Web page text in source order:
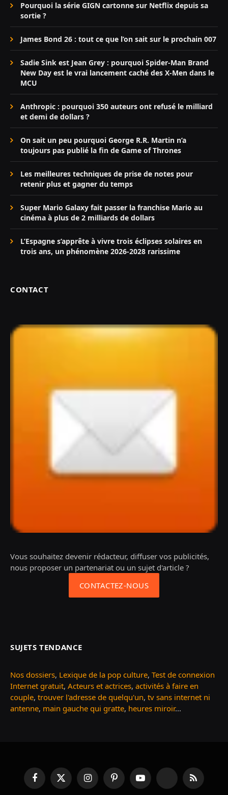
Pourquoi la série GIGN cartonne sur Netflix depuis sa
sortie ?
James Bond 26 : tout ce que l’on sait sur le prochain 007
Sadie Sink est Jean Grey : pourquoi Spider-Man Brand
New Day est le vrai lancement caché des X-Men dans le
MCU
Anthropic : pourquoi 350 auteurs ont refusé le milliard
et demi de dollars ?
On sait un peu pourquoi George R.R. Martin n’a
toujours pas publié la fin de Game of Thrones
Les meilleures techniques de prise de notes pour
retenir plus et gagner du temps
Super Mario Galaxy fait passer la franchise Mario au
cinéma à plus de 2 milliards de dollars
L’Espagne s’apprête à vivre trois éclipses solaires en
trois ans, un phénomène 2026-2028 rarissime
CONTACT
Vous souhaitez devenir rédacteur, diffuser vos publicités,
nous proposer un partenariat ou un sujet d'article ?
CONTACTEZ-NOUS
SUJETS TENDANCE
Nos dossiers, Lexique de la pop culture, Test de connexion
Internet gratuit, Acteurs et actrices, activités à faire en
couple, trouver l'adresse de quelqu'un, tv sans internet ni
antenne, main gauche qui gratte, heures miroir...
FacebookX
(Twitter)
InstagramPinterestYouTube TikTok RSS